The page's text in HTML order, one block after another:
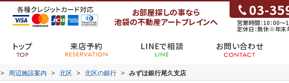
お部屋探しの事なら
池袋の不動産アートブレインへ
03-
営業時間：10：00～
定休日：無休※年末
トップ 来店予約 LINEで相談 お問い合わせ
> 周辺施設案内 > 北区 > 北区の銀行 > みずほ銀行尾久支店